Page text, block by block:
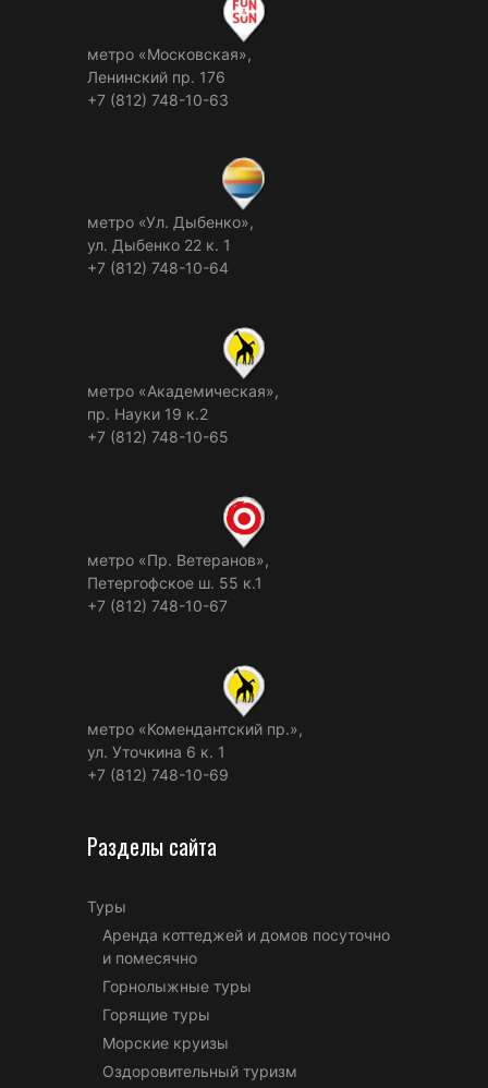
метро «Московская»,
Ленинский пр. 176
+7 (812) 748-10-63
метро «Ул. Дыбенко»,
ул. Дыбенко 22 к. 1
+7 (812) 748-10-64
метро «Академическая»,
пр. Науки 19 к.2
+7 (812) 748-10-65
метро «Пр. Ветеранов»,
Петергофское ш. 55 к.1
+7 (812) 748-10-67
метро «Комендантский пр.»,
ул. Уточкина 6 к. 1
+7 (812) 748-10-69
Разделы сайта
Туры
Аренда коттеджей и домов посуточно
и помесячно
Горнолыжные туры
Горящие туры
Морские круизы
Оздоровительный туризм